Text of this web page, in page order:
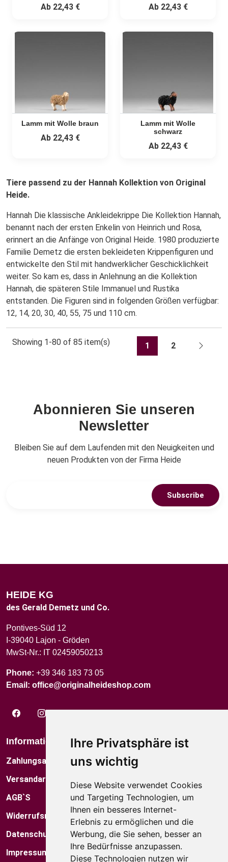
Ihre Privatsphäre ist
uns wichtig
Diese Website verwendet Cookies
und Targeting Technologien, um
Ihnen ein besseres Internet-
Erlebnis zu ermöglichen und die
Werbung, die Sie sehen, besser an
Ihre Bedürfnisse anzupassen.
Diese Technologien nutzen wir
Ab22,43 € Ab22,43 €
Lamm mit Wolle braun
Ab22,43 €
Lamm mit Wolle
schwarz
Ab22,43 €
Tiere passend zu der Hannah Kollektion von Original
Heide.
Hannah Die klassische Ankleidekrippe Die Kollektion Hannah,
benannt nach der ersten Enkelin von Heinrich und Rosa,
erinnert an die Anfänge von Original Heide. 1980 produzierte
Familie Demetz die ersten bekleideten Krippenfiguren und
entwickelte den Stil mit handwerklicher Geschicklichkeit
weiter. So kam es, dass in Anlehnung an die Kollektion
Hannah, die späteren Stile Immanuel und Rustika
entstanden. Die Figuren sind in folgenden Größen verfügbar:
12, 14, 20, 30, 40, 55, 75 und 110 cm.
Showing 1-80 of 85 item(s) 1 2
Abonnieren Sie unseren
Newsletter
Bleiben Sie auf dem Laufenden mit den Neuigkeiten und
neuen Produkten von der Firma Heide
Subscribe
HEIDE KG
des Gerald Demetz und Co.
Pontives-Süd 12
I-39040 Lajon - Gröden
MwSt-Nr.: IT 02459050213
Phone: +39 346 183 73 05
Email: office@originalheideshop.com
Informationen
Zahlungsarten
Versandarten
AGB`S
Widerrufsrecht
Datenschutz
Impressum
Über Uns
Das Künstlerfamilie
Museum
Factory Shop
Standorte
Blog